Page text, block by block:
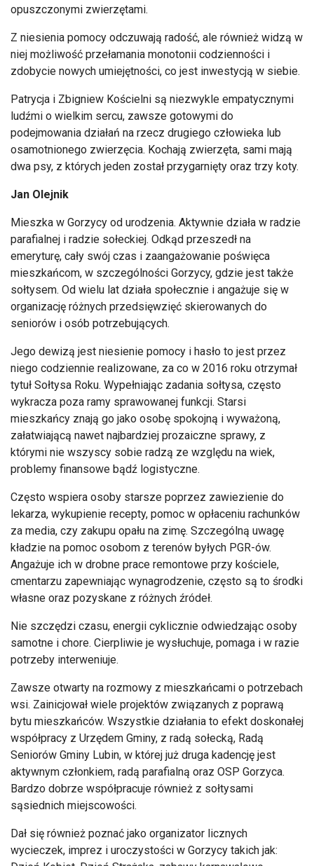
opuszczonymi zwierzętami.
Z niesienia pomocy odczuwają radość, ale również widzą w
niej możliwość przełamania monotonii codzienności i
zdobycie nowych umiejętności, co jest inwestycją w siebie.
Patrycja i Zbigniew Kościelni są niezwykle empatycznymi
ludźmi o wielkim sercu, zawsze gotowymi do
podejmowania działań na rzecz drugiego człowieka lub
osamotnionego zwierzęcia. Kochają zwierzęta, sami mają
dwa psy, z których jeden został przygarnięty oraz trzy koty.
Jan Olejnik
Mieszka w Gorzycy od urodzenia. Aktywnie działa w radzie
parafialnej i radzie sołeckiej. Odkąd przeszedł na
emeryturę, cały swój czas i zaangażowanie poświęca
mieszkańcom, w szczególności Gorzycy, gdzie jest także
sołtysem. Od wielu lat działa społecznie i angażuje się w
organizację różnych przedsięwzięć skierowanych do
seniorów i osób potrzebujących.
Jego dewizą jest niesienie pomocy i hasło to jest przez
niego codziennie realizowane, za co w 2016 roku otrzymał
tytuł Sołtysa Roku. Wypełniając zadania sołtysa, często
wykracza poza ramy sprawowanej funkcji. Starsi
mieszkańcy znają go jako osobę spokojną i wyważoną,
załatwiającą nawet najbardziej prozaiczne sprawy, z
którymi nie wszyscy sobie radzą ze względu na wiek,
problemy finansowe bądź logistyczne.
Często wspiera osoby starsze poprzez zawiezienie do
lekarza, wykupienie recepty, pomoc w opłaceniu rachunków
za media, czy zakupu opału na zimę. Szczególną uwagę
kładzie na pomoc osobom z terenów byłych PGR-ów.
Angażuje ich w drobne prace remontowe przy kościele,
cmentarzu zapewniając wynagrodzenie, często są to środki
własne oraz pozyskane z różnych źródeł.
Nie szczędzi czasu, energii cyklicznie odwiedzając osoby
samotne i chore. Cierpliwie je wysłuchuje, pomaga i w razie
potrzeby interweniuje.
Zawsze otwarty na rozmowy z mieszkańcami o potrzebach
wsi. Zainicjował wiele projektów związanych z poprawą
bytu mieszkańców. Wszystkie działania to efekt doskonałej
współpracy z Urzędem Gminy, z radą sołecką, Radą
Seniorów Gminy Lubin, w której już druga kadencję jest
aktywnym członkiem, radą parafialną oraz OSP Gorzyca.
Bardzo dobrze współpracuje również z sołtysami
sąsiednich miejscowości.
Dał się również poznać jako organizator licznych
wycieczek, imprez i uroczystości w Gorzycy takich jak: